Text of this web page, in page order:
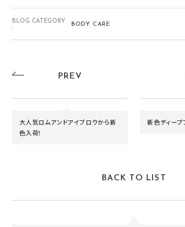
BLOG CATEGORY
:
BODY CARE
PREV
大人気ロムアンドアイブロウから新
色入荷！
新色ディープ
BACK TO LIST